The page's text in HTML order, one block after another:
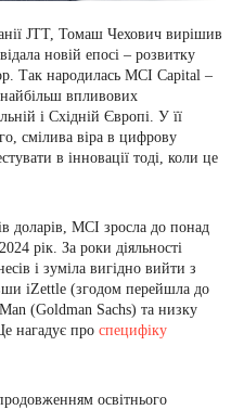
JTT, Томаш Чехович вирішив
новій епосі – розвитку
Так народилась MCI Capital –
впливових
і Східній Європі. У її
смілива віра в цифрову
в інновації тоді, коли це
доларів, MCI зросла до понад
рік. За роки діяльності
і зуміла вигідно вийти з
iZettle (згодом перейшла до
(Goldman Sachs) та низку
нагадує про специфіку
освітнього